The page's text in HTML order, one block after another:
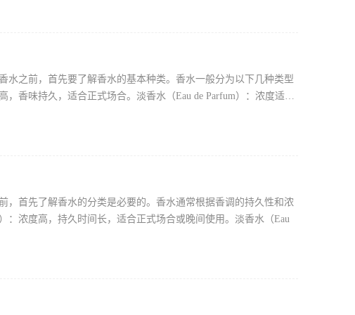
水之前，首先要了解香水的基本种类。香水一般分为以下几种类型
，香味持久，适合正式场合。淡香水（Eau de Parfum）：浓度适
，首先了解香水的分类是必要的。香水通常根据香调的持久性和浓
：浓度高，持久时间长，适合正式场合或晚间使用。淡香水（Eau